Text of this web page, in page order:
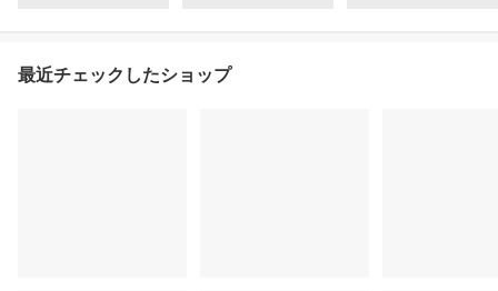
最近チェックしたショップ